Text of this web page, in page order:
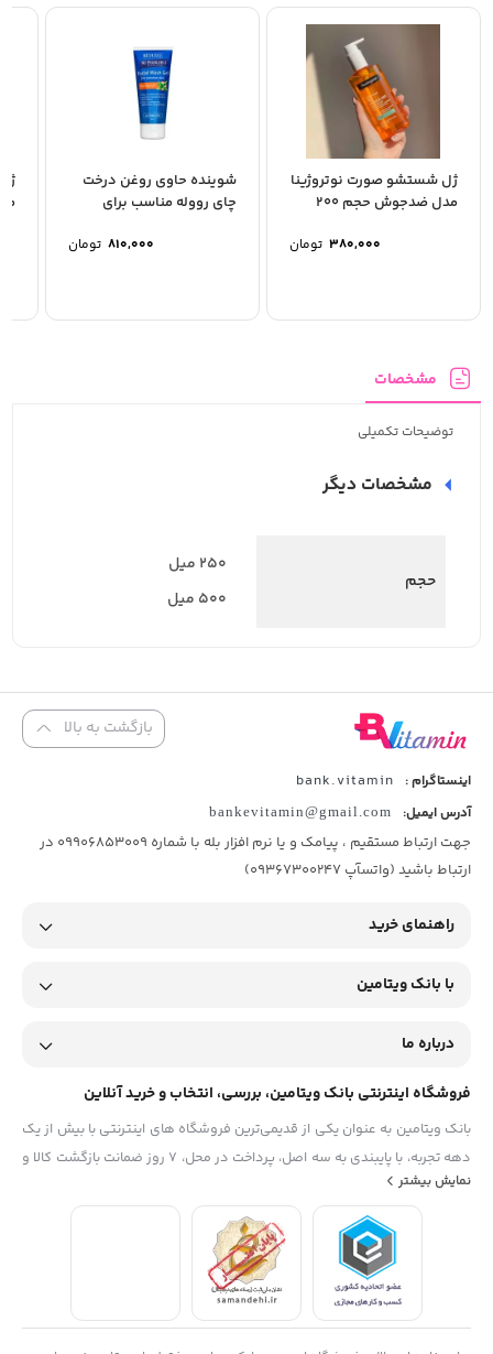
ژل شستشو صورت نوتروژینا
مدل ضدجوش حجم 200
380,000 تومان
شوینده حاوی روغن درخت
چای رووله مناسب برای
810,000 تومان
مشخصات
توضیحات تکمیلی
مشخصات دیگر
حجم
250 میل
500 میل
بازگشت به بالا
اینستاگرام : bank.vitamin
آدرس ایمیل: bankevitamin@gmail.com
جهت ارتباط مستقیم ، پیامک و یا نرم افزار بله با شماره 09906853009 در
ارتباط باشید (واتسآپ 09367300247)
راهنمای خرید
با بانک ویتامین
درباره ما
فروشگاه اینترنتی بانک ویتامین، بررسی، انتخاب و خرید آنلاین
بانک ویتامین به عنوان یکی از قدیمی‌ترین فروشگاه های اینترنتی با بیش از یک
دهه تجربه، با پایبندی به سه اصل، پرداخت در محل، ۷ روز ضمانت بازگشت کالا و
تضمین اصل‌بودن کالا موفق شده تا همگام با فروشگاه‌های معتبر جهان، به
بزرگ‌ترین فروشگاه اینترنتی ایران تبدیل شود. به محض ورود به سایت
دیجی‌کالا با دنیایی از کالا رو به رو می‌شوید! هر آنچه که نیاز دارید و به ذهن
شما خطور می‌کند در اینجا پیدا خواهید کرد.
نمایش بیشتر